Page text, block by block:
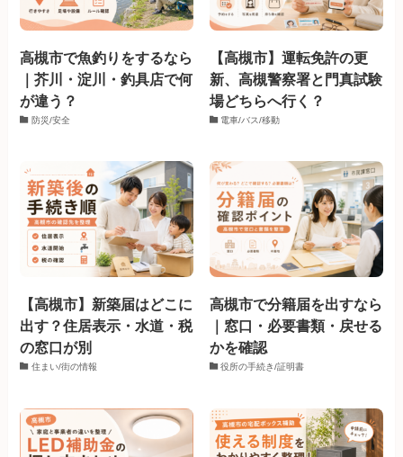
高槻市で魚釣りをするなら
｜芥川・淀川・釣具店で何
が違う？
防災/安全
【高槻市】運転免許の更
新、高槻警察署と門真試験
場どちらへ行く？
電車/バス/移動
【高槻市】新築届はどこに
出す？住居表示・水道・税
の窓口が別
住まい/街の情報
高槻市で分籍届を出すなら
｜窓口・必要書類・戻せる
かを確認
役所の手続き/証明書